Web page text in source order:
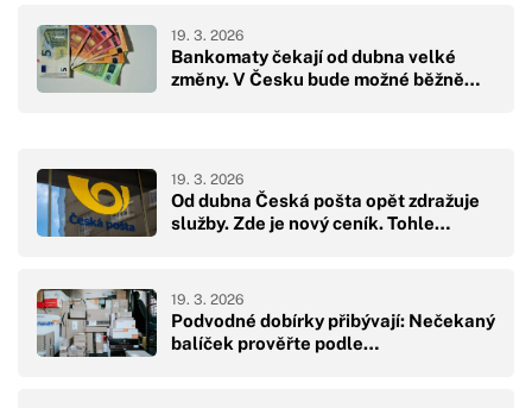
Bankomaty čekají od dubna velké
změny. V Česku bude možné běžně…
19. 3. 2026
Od dubna Česká pošta opět zdražuje
služby. Zde je nový ceník. Tohle…
19. 3. 2026
Podvodné dobírky přibývají: Nečekaný
balíček prověřte podle…
19. 3. 2026